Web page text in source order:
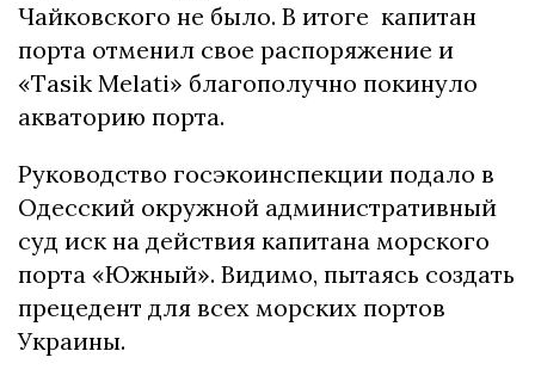
Чайковского не было. В итоге капитан
порта отменил свое распоряжение и
«Tasik Melati» благополучно покинуло
акваторию порта.
Руководство госэкоинспекции подало в
Одесский окружной административный
суд иск на действия капитана морского
порта «Южный». Видимо, пытаясь создать
прецедент для всех морских портов
Украины.